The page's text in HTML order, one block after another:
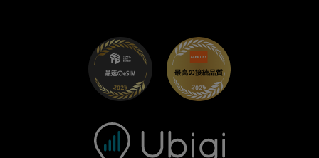
Maserati向けUbigi
トラブルシューティング
ヘルプセンター
お問い合わせ先